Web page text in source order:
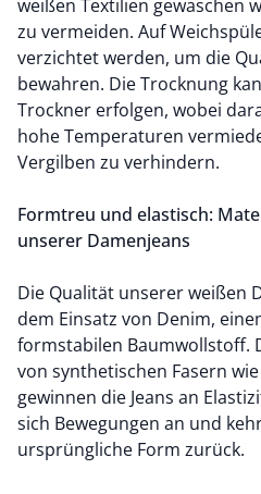
weißen Textilien gewaschen
zu vermeiden. Auf
verzichtet werden, um die
bewahren. Die Trocknung
Trockner erfolgen, wobei
hohe Temperaturen
Vergilben zu verhindern.
Formtreu und elastisch:
unserer Damenjeans
Die Qualität unserer weißen
dem Einsatz von Denim,
formstabilen Baumwollstoff.
von synthetischen Fasern
gewinnen die Jeans an
sich Bewegungen an und
ursprüngliche Form zurück.